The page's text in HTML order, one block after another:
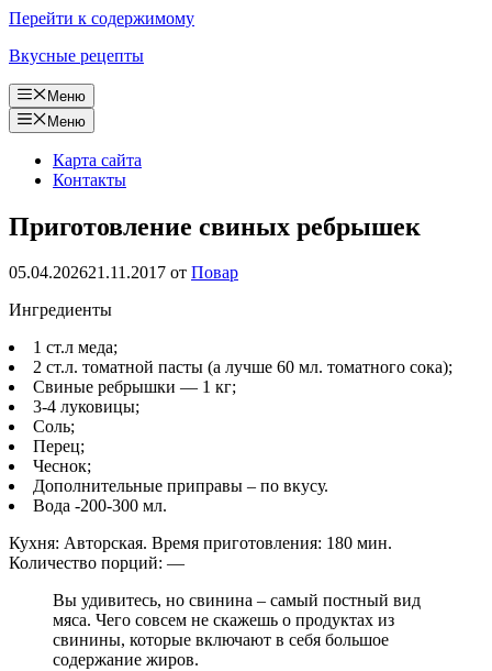
Перейти к содержимому
Вкусные рецепты
Меню
Меню
Карта сайта
Контакты
Приготовление свиных ребрышек
05.04.202621.11.2017 от Повар
Ингредиенты
1 ст.л меда;
2 ст.л. томатной пасты (а лучше 60 мл. томатного сока);
Свиные ребрышки — 1 кг;
3-4 луковицы;
Соль;
Перец;
Чеснок;
Дополнительные приправы – по вкусу.
Вода -200-300 мл.
Кухня: Авторская. Время приготовления: 180 мин.
Количество порций: —
Вы удивитесь, но свинина – самый постный вид
мяса. Чего совсем не скажешь о продуктах из
свинины, которые включают в себя большое
содержание жиров.